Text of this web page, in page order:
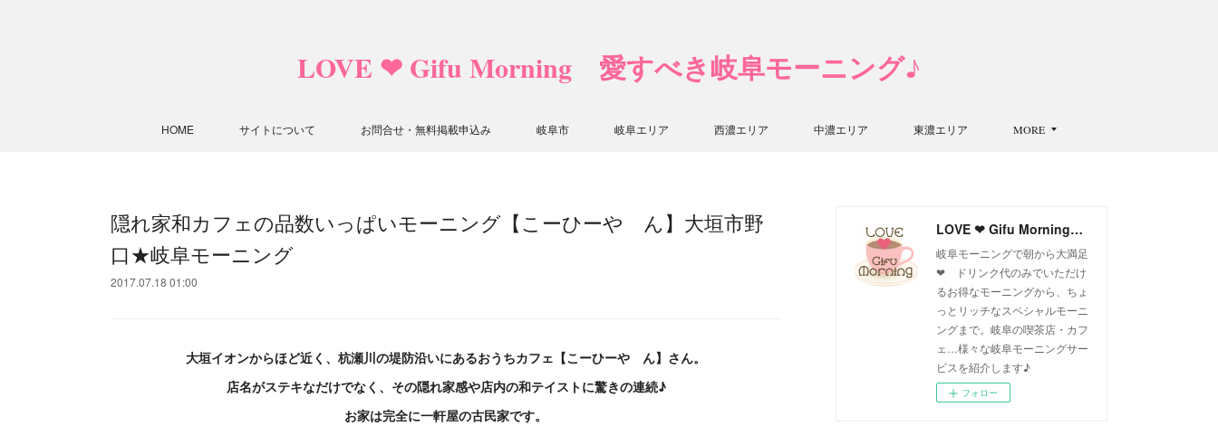
LOVE ❤ Gifu Morning 愛すべき岐阜モーニング♪
HOME サイトについて お問合せ・無料掲載申込み 岐阜市 岐阜エリア 西濃エリア 中濃エリア 東濃エリア MORE
隠れ家和カフェの品数いっぱいモーニング【こーひーや ん】大垣市野
口★岐阜モーニング
2017.07.18 01:00
大垣イオンからほど近く、杭瀬川の堤防沿いにあるおうちカフェ【こーひーや ん】さん。
店名がステキなだけでなく、その隠れ家感や店内の和テイストに驚きの連続♪
お家は完全に一軒屋の古民家です。
LOVE ❤ Gifu Morning 愛すべき岐阜モーニング♪
岐阜モーニングで朝から大満足
❤ ドリンク代のみでいただけ
るお得なモーニングから、ちょ
っとリッチなスペシャルモーニ
ングまで。岐阜の喫茶店・カフ
ェ…様々な岐阜モーニングサー
ビスを紹介します♪
フォロー